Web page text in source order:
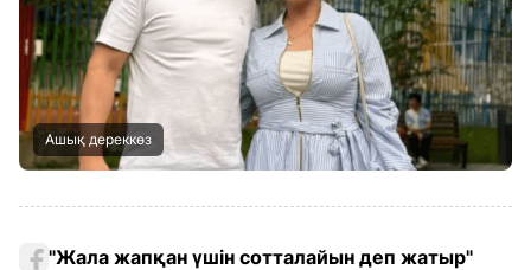
Ашық дереккөз
"Жала жапқан үшін сотталайын деп жатыр"